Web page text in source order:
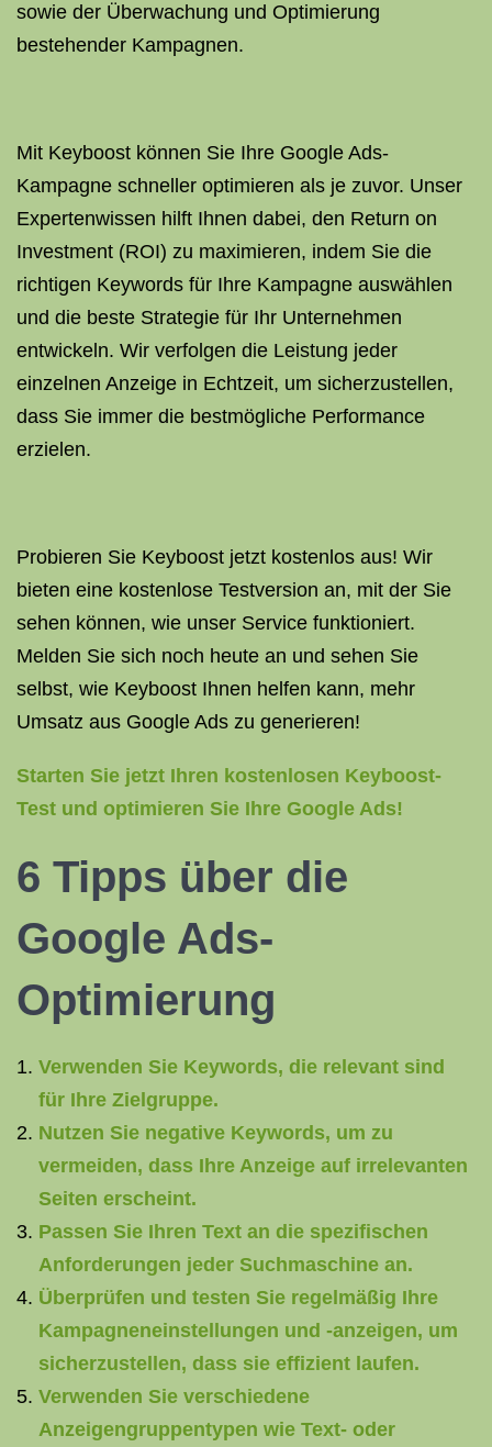
sowie der Überwachung und Optimierung
bestehender Kampagnen.
Mit Keyboost können Sie Ihre Google Ads-
Kampagne schneller optimieren als je zuvor. Unser
Expertenwissen hilft Ihnen dabei, den Return on
Investment (ROI) zu maximieren, indem Sie die
richtigen Keywords für Ihre Kampagne auswählen
und die beste Strategie für Ihr Unternehmen
entwickeln. Wir verfolgen die Leistung jeder
einzelnen Anzeige in Echtzeit, um sicherzustellen,
dass Sie immer die bestmögliche Performance
erzielen.
Probieren Sie Keyboost jetzt kostenlos aus! Wir
bieten eine kostenlose Testversion an, mit der Sie
sehen können, wie unser Service funktioniert.
Melden Sie sich noch heute an und sehen Sie
selbst, wie Keyboost Ihnen helfen kann, mehr
Umsatz aus Google Ads zu generieren!
Starten Sie jetzt Ihren kostenlosen Keyboost-
Test und optimieren Sie Ihre Google Ads!
6 Tipps über die
Google Ads-
Optimierung
Verwenden Sie Keywords, die relevant sind
für Ihre Zielgruppe.
Nutzen Sie negative Keywords, um zu
vermeiden, dass Ihre Anzeige auf irrelevanten
Seiten erscheint.
Passen Sie Ihren Text an die spezifischen
Anforderungen jeder Suchmaschine an.
Überprüfen und testen Sie regelmäßig Ihre
Kampagneneinstellungen und -anzeigen, um
sicherzustellen, dass sie effizient laufen.
Verwenden Sie verschiedene
Anzeigengruppentypen wie Text- oder